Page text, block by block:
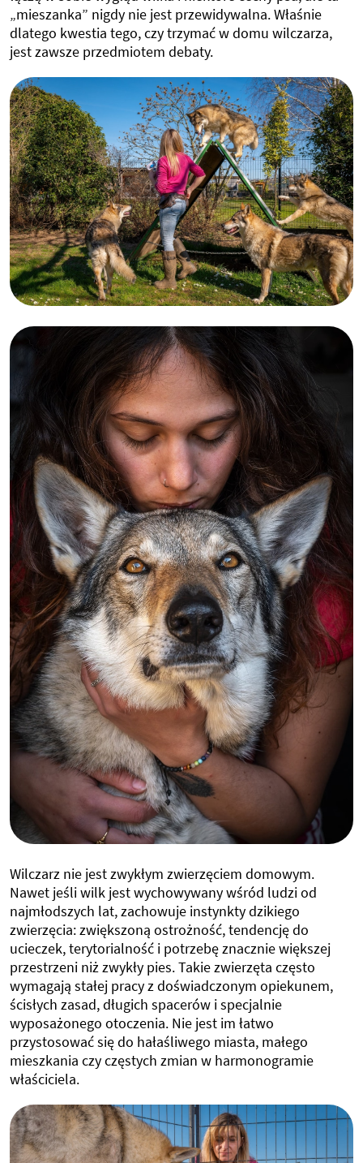
„mieszanka” nigdy nie jest przewidywalna. Właśnie
dlatego kwestia tego, czy trzymać w domu wilczarza,
jest zawsze przedmiotem debaty.
Wilczarz nie jest zwykłym zwierzęciem domowym.
Nawet jeśli wilk jest wychowywany wśród ludzi od
najmłodszych lat, zachowuje instynkty dzikiego
zwierzęcia: zwiększoną ostrożność, tendencję do
ucieczek, terytorialność i potrzebę znacznie większej
przestrzeni niż zwykły pies. Takie zwierzęta często
wymagają stałej pracy z doświadczonym opiekunem,
ścisłych zasad, długich spacerów i specjalnie
wyposażonego otoczenia. Nie jest im łatwo
przystosować się do hałaśliwego miasta, małego
mieszkania czy częstych zmian w harmonogramie
właściciela.